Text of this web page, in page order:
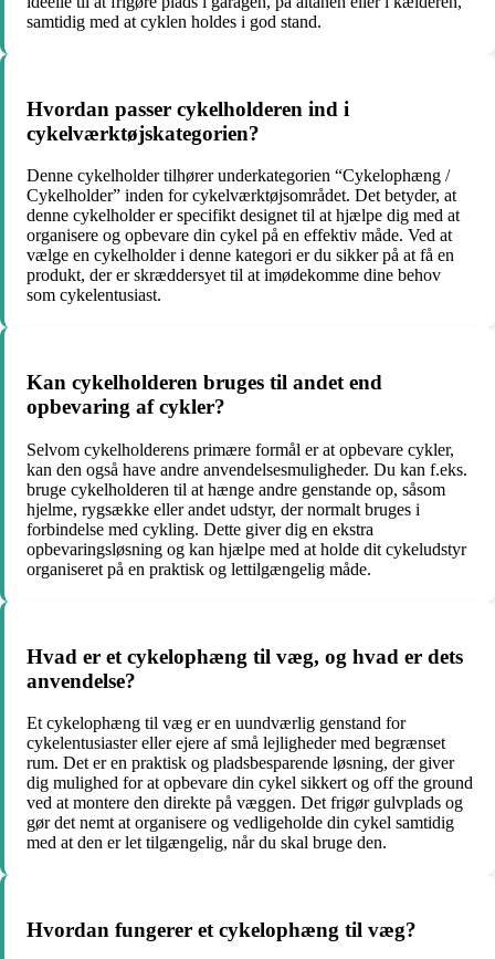
samtidig med at cyklen holdes i god stand.
Hvordan passer cykelholderen ind i
cykelværktøjskategorien?
Denne cykelholder tilhører underkategorien “Cykelophæng /
Cykelholder” inden for cykelværktøjsområdet. Det betyder, at
denne cykelholder er specifikt designet til at hjælpe dig med at
organisere og opbevare din cykel på en effektiv måde. Ved at
vælge en cykelholder i denne kategori er du sikker på at få en
produkt, der er skræddersyet til at imødekomme dine behov
som cykelentusiast.
Kan cykelholderen bruges til andet end
opbevaring af cykler?
Selvom cykelholderens primære formål er at opbevare cykler,
kan den også have andre anvendelsesmuligheder. Du kan f.eks.
bruge cykelholderen til at hænge andre genstande op, såsom
hjelme, rygsække eller andet udstyr, der normalt bruges i
forbindelse med cykling. Dette giver dig en ekstra
opbevaringsløsning og kan hjælpe med at holde dit cykeludstyr
organiseret på en praktisk og lettilgængelig måde.
Hvad er et cykelophæng til væg, og hvad er dets
anvendelse?
Et cykelophæng til væg er en uundværlig genstand for
cykelentusiaster eller ejere af små lejligheder med begrænset
rum. Det er en praktisk og pladsbesparende løsning, der giver
dig mulighed for at opbevare din cykel sikkert og off the ground
ved at montere den direkte på væggen. Det frigør gulvplads og
gør det nemt at organisere og vedligeholde din cykel samtidig
med at den er let tilgængelig, når du skal bruge den.
Hvordan fungerer et cykelophæng til væg?